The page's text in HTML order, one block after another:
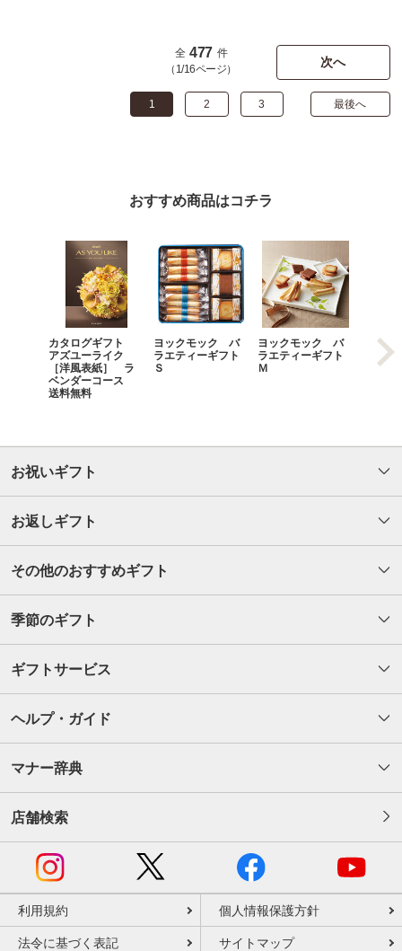
次へ
全 477 件
（1/16ページ）
1 2 3 最後へ
おすすめ商品はコチラ
カタログギフト
アズユーライク
［洋風表紙］ ラ
ベンダーコース
送料無料
ヨックモック バ
ラエティーギフト
Ｓ
ヨックモック バ
ラエティーギフト
Ｍ
ゴデ
スリ
メント
お祝いギフト
お返しギフト
その他のおすすめギフト
季節のギフト
ギフトサービス
ヘルプ・ガイド
マナー辞典
店舗検索
利用規約 個人情報保護方針
法令に基づく表記 サイトマップ